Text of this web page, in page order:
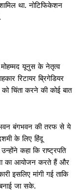
था. नोटिफिकेशन
मोहम्मद यूनुस के नेतृत्व
रिटायर ब्रिगेडियर
चिंता करने की कोई बात
भवन बंगभवन की तरफ से ये
के लिए हिंदू
कहा कि राष्ट्रपति
का आयोजन करते हैं और
इसलिए मांगी गई ताकि
जा सके.